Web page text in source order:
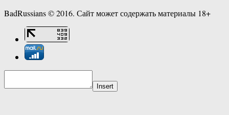
BadRussians © 2016. Сайт может содержать материалы 18+
Insert